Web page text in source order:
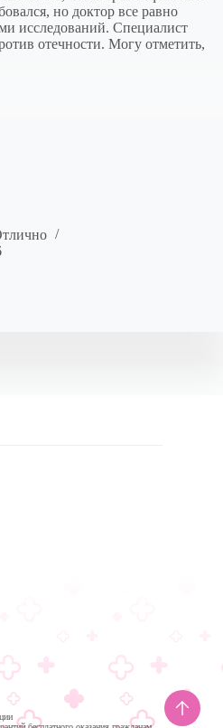
но доктор все равно
исследований. Специалист
отечности. Могу отметить,